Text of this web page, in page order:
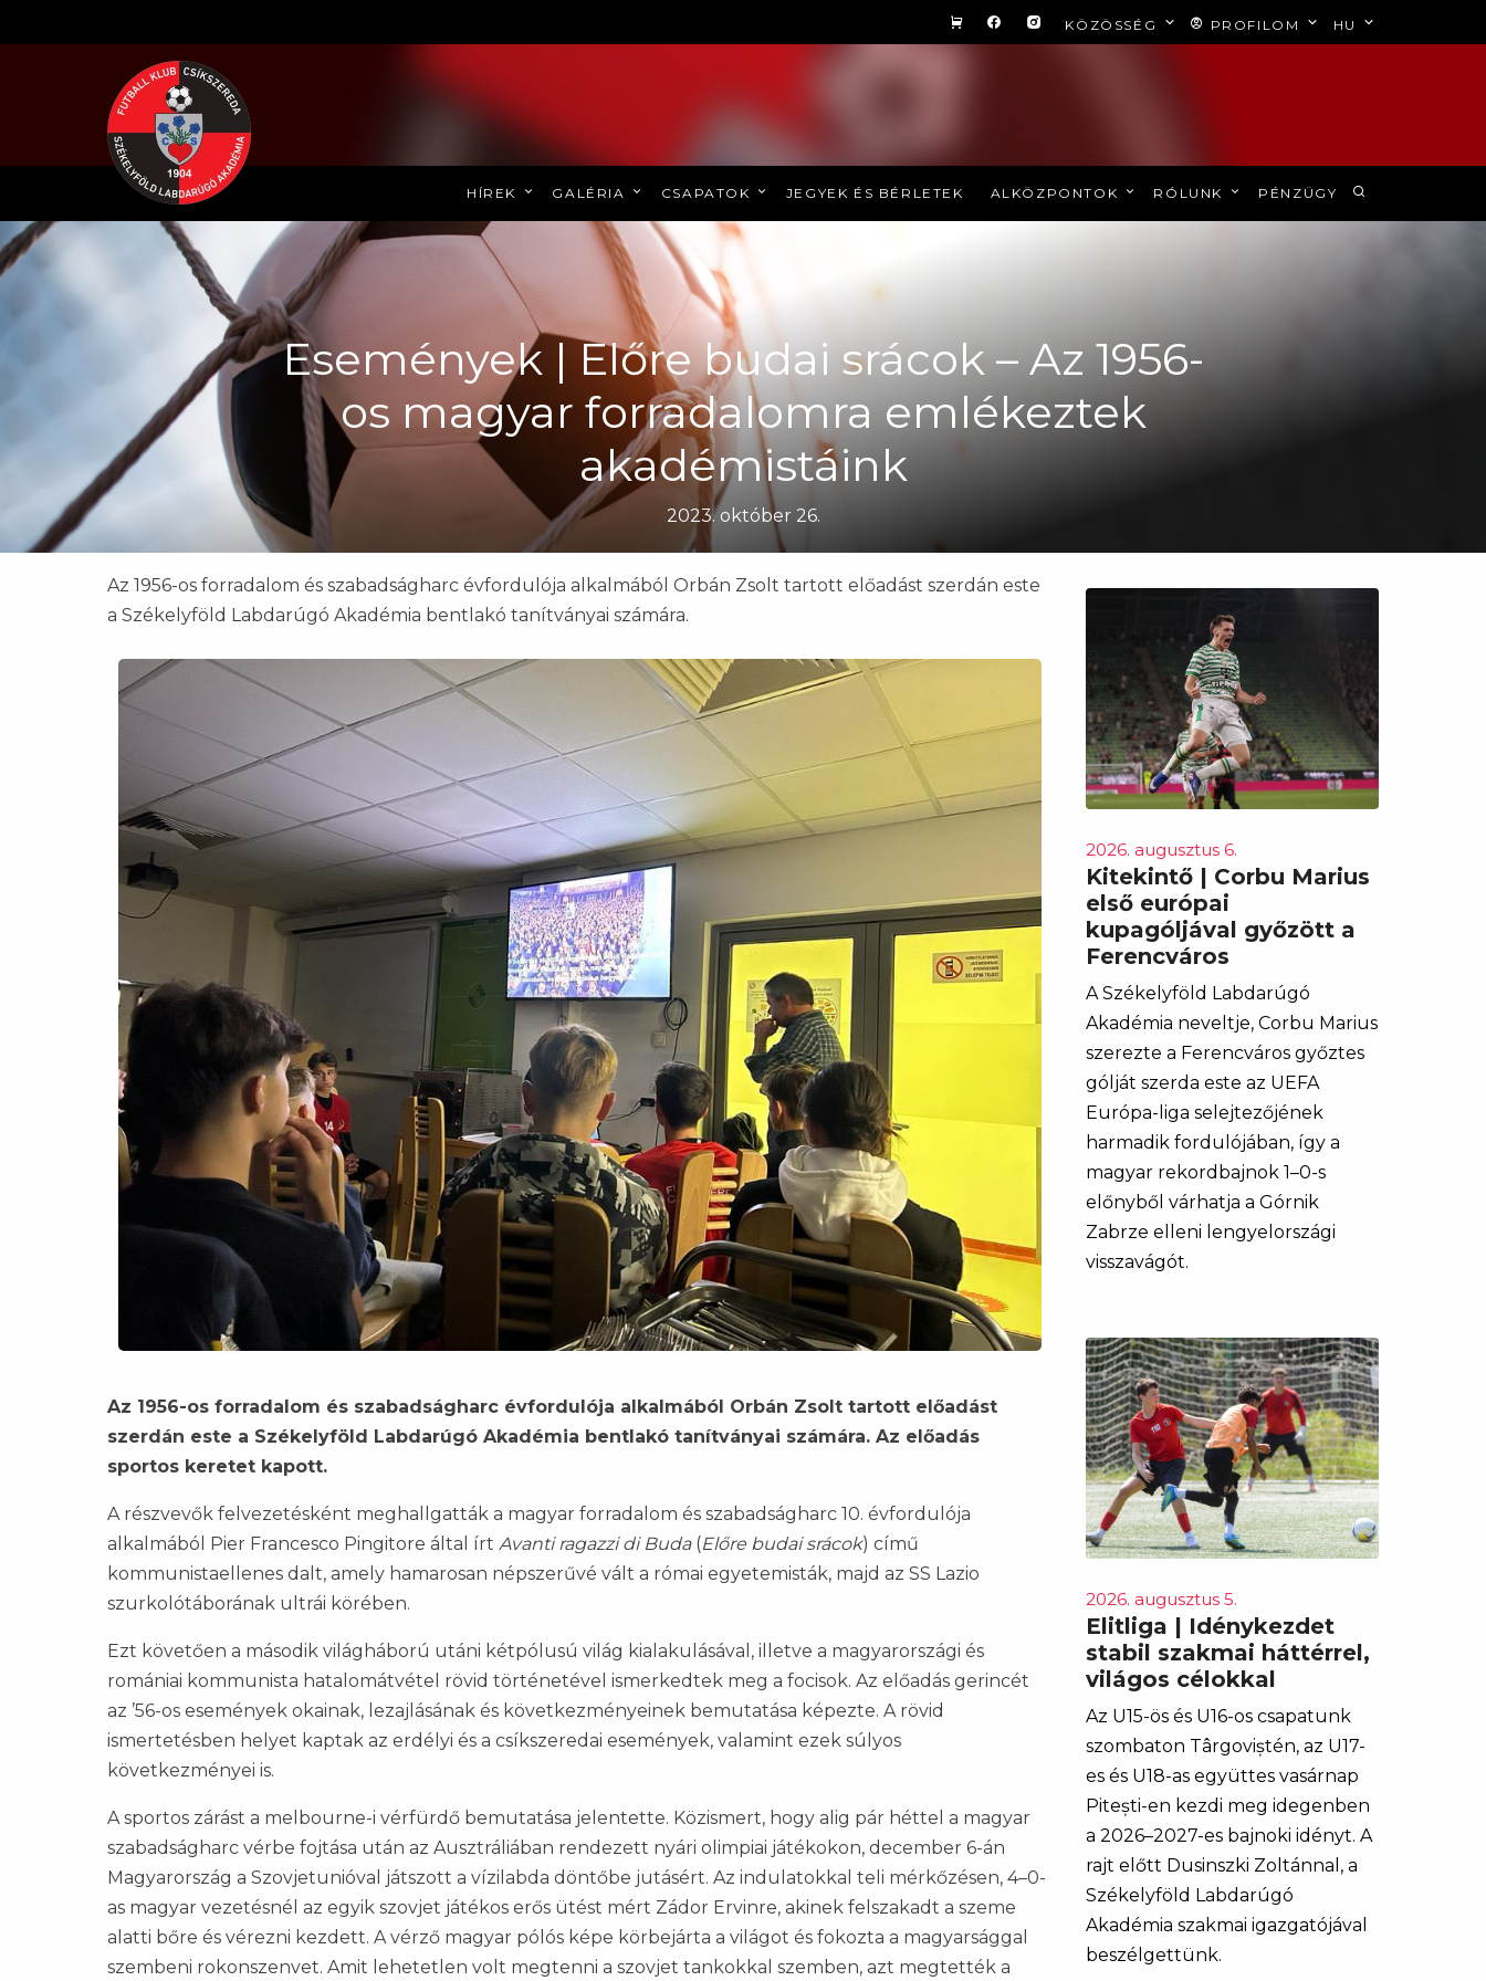
KÖZÖSSÉG PROFILOM HU
HÍREK GALÉRIA CSAPATOK JEGYEK ÉS BÉRLETEK ALKÖZPONTOK RÓLUNK PÉNZÜGY
Események | Előre budai srácok – Az 1956-
os magyar forradalomra emlékeztek
akadémistáink
2023. október 26.
Az 1956-os forradalom és szabadságharc évfordulója alkalmából Orbán Zsolt tartott előadást szerdán este
a Székelyföld Labdarúgó Akadémia bentlakó tanítványai számára.
Az 1956-os forradalom és szabadságharc évfordulója alkalmából Orbán Zsolt tartott előadást
szerdán este a Székelyföld Labdarúgó Akadémia bentlakó tanítványai számára. Az előadás
sportos keretet kapott.
A részvevők felvezetésként meghallgatták a magyar forradalom és szabadságharc 10. évfordulója
alkalmából Pier Francesco Pingitore által írt Avanti ragazzi di Buda(Előre budai srácok) című
kommunistaellenes dalt, amely hamarosan népszerűvé vált a római egyetemisták, majd az SS Lazio
szurkolótáborának ultrái körében.
Ezt követően a második világháború utáni kétpólusú világ kialakulásával, illetve a magyarországi és
romániai kommunista hatalomátvétel rövid történetével ismerkedtek meg a focisok. Az előadás gerincét
az ’56-os események okainak, lezajlásának és következményeinek bemutatása képezte. A rövid
ismertetésben helyet kaptak az erdélyi és a csíkszeredai események, valamint ezek súlyos
következményei is.
A sportos zárást a melbourne-i vérfürdő bemutatása jelentette. Közismert, hogy alig pár héttel a magyar
szabadságharc vérbe fojtása után az Ausztráliában rendezett nyári olimpiai játékokon, december 6-án
Magyarország a Szovjetunióval játszott a vízilabda döntőbe jutásért. Az indulatokkal teli mérkőzésen, 4–0-
as magyar vezetésnél az egyik szovjet játékos erős ütést mért Zádor Ervinre, akinek felszakadt a szeme
alatti bőre és vérezni kezdett. A vérző magyar pólós képe körbejárta a világot és fokozta a magyarsággal
szembeni rokonszenvet. Amit lehetetlen volt megtenni a szovjet tankokkal szemben, azt megtették a
2026. augusztus 6.
Kitekintő | Corbu Marius
első európai
kupagóljával győzött a
Ferencváros
A Székelyföld Labdarúgó
Akadémia neveltje, Corbu Marius
szerezte a Ferencváros győztes
gólját szerda este az UEFA
Európa-liga selejtezőjének
harmadik fordulójában, így a
magyar rekordbajnok 1–0-s
előnyből várhatja a Górnik
Zabrze elleni lengyelországi
visszavágót.
2026. augusztus 5.
Elitliga | Idénykezdet
stabil szakmai háttérrel,
világos célokkal
Az U15-ös és U16-os csapatunk
szombaton Târgoviștén, az U17-
es és U18-as együttes vasárnap
Pitești-en kezdi meg idegenben
a 2026–2027-es bajnoki idényt. A
rajt előtt Dusinszki Zoltánnal, a
Székelyföld Labdarúgó
Akadémia szakmai igazgatójával
beszélgettünk.